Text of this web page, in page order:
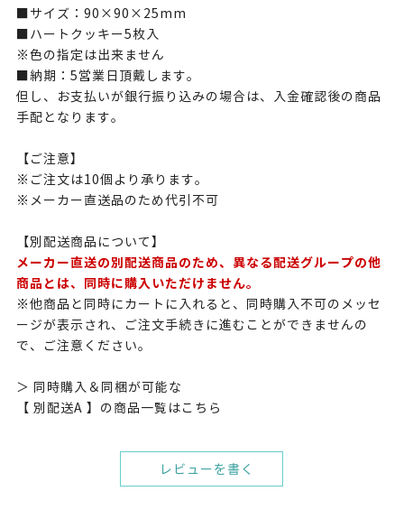
■サイズ：90×90×25mm
■ハートクッキー5枚入
※色の指定は出来ません
■納期：5営業日頂戴します。
但し、お支払いが銀行振り込みの場合は、入金確認後の商品
手配となります。
【ご注意】
※ご注文は10個より承ります。
※メーカー直送品のため代引不可
【別配送商品について】
メーカー直送の別配送商品のため、異なる配送グループの他
商品とは、同時に購入いただけません。
※他商品と同時にカートに入れると、同時購入不可のメッセ
ージが表示され、ご注文手続きに進むことができませんの
で、ご注意ください。
＞ 同時購入＆同梱が可能な
【 別配送A 】の商品一覧はこちら
レビューを書く